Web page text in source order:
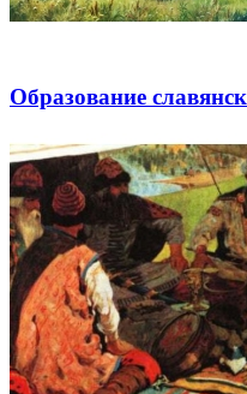
Образование